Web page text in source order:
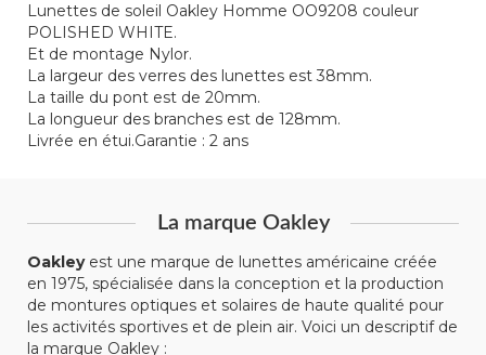
Lunettes de soleil Oakley Homme OO9208 couleur
POLISHED WHITE.
Et de montage Nylor.
La largeur des verres des lunettes est 38mm.
La taille du pont est de 20mm.
La longueur des branches est de 128mm.
Livrée en étui.Garantie : 2 ans
La marque Oakley
Oakleyest une marque de lunettes américaine créée
en 1975, spécialisée dans la conception et la production
de montures optiques et solaires de haute qualité pour
les activités sportives et de plein air. Voici un descriptif de
la marque Oakley :